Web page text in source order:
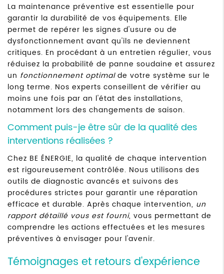
La maintenance préventive est essentielle pour
garantir la durabilité de vos équipements. Elle
permet de repérer les signes d'usure ou de
dysfonctionnement avant qu'ils ne deviennent
critiques. En procédant à un entretien régulier, vous
réduisez la probabilité de panne soudaine et assurez
un fonctionnement optimalde votre système sur le
long terme. Nos experts conseillent de vérifier au
moins une fois par an l'état des installations,
notamment lors des changements de saison.
Comment puis-je être sûr de la qualité des
interventions réalisées ?
Chez BE ÉNERGIE, la qualité de chaque intervention
est rigoureusement contrôlée. Nous utilisons des
outils de diagnostic avancés et suivons des
procédures strictes pour garantir une réparation
efficace et durable. Après chaque intervention, un
rapport détaillé vous est fourni, vous permettant de
comprendre les actions effectuées et les mesures
préventives à envisager pour l'avenir.
Témoignages et retours d'expérience